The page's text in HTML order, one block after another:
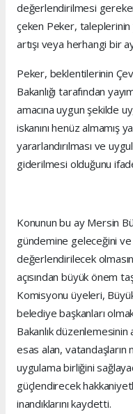
değerlendirilmesi
çeken Peker, taleplerinin
artışı veya herhangi bir
Peker, beklentilerinin
Bakanlığı tarafından
amacına uygun şekilde
iskanını henüz almamış
yararlandırılması ve
giderilmesi olduğunu
Konunun bu ay Mersin
gündemine geleceğini
değerlendirilecek
açısından büyük önem
Komisyonu üyeleri,
belediye başkanları
Bakanlık düzenlemesinin
esas alan,
uygulama birliğini
güçlendirecek
inandıklarını kaydetti.